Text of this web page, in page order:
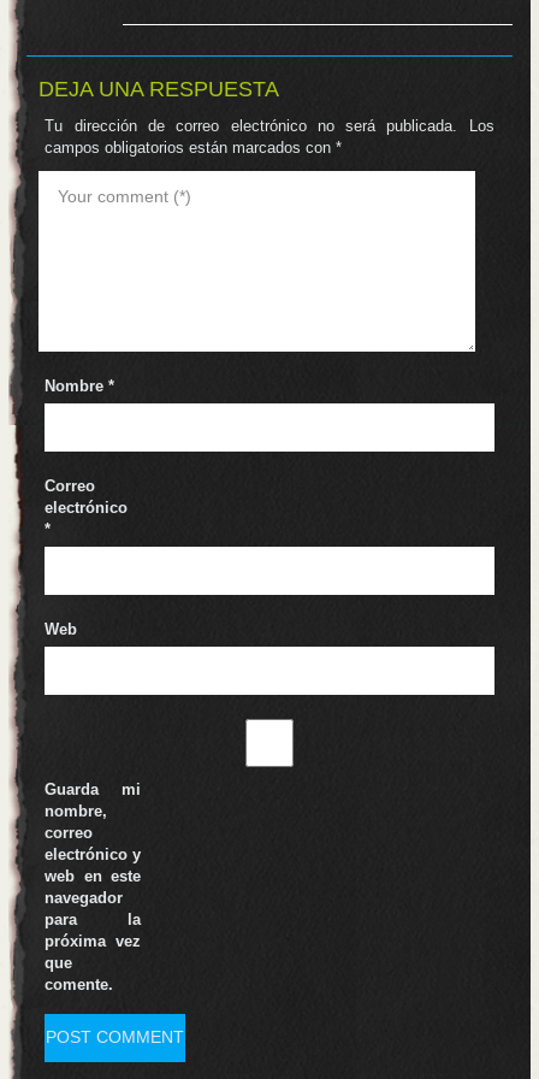
DEJA UNA RESPUESTA
Tu dirección de correo electrónico no será publicada.
Los
campos obligatorios están marcados con*
Nombre*
Correo
electrónico
*
Web
Guarda mi
nombre,
correo
electrónico y
web en este
navegador
para la
próxima vez
que
comente.